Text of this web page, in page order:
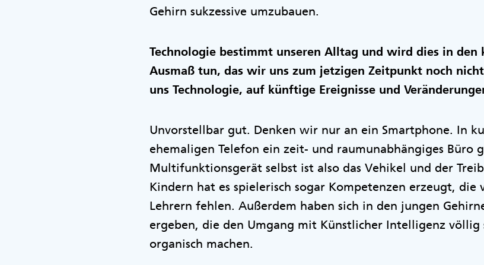
Gehirn sukzessive umzubauen.
Technologie bestimmt unseren Alltag und wird dies in den
Ausmaß tun, das wir uns zum jetzigen Zeitpunkt noch
uns Technologie, auf künftige Ereignisse und
Unvorstellbar gut. Denken wir nur an ein Smartphone. In
ehemaligen Telefon ein zeit- und raumunabhängiges Büro
Multifunktionsgerät selbst ist also das Vehikel und der
Kindern hat es spielerisch sogar Kompetenzen erzeugt, die
Lehrern fehlen. Außerdem haben sich in den jungen
ergeben, die den Umgang mit Künstlicher Intelligenz völlig
organisch machen.